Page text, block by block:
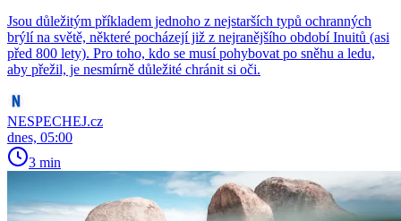
Jsou důležitým příkladem jednoho z nejstarších typů ochranných
brýlí na světě, některé pocházejí již z nejranějšího období Inuitů (asi
před 800 lety). Pro toho, kdo se musí pohybovat po sněhu a ledu,
aby přežil, je nesmírně důležité chránit si oči.
NESPECHEJ.cz
dnes, 05:00
3 min